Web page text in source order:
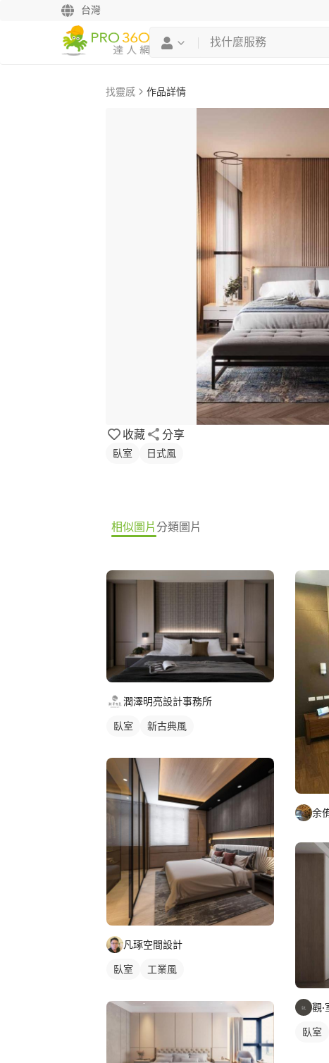
台灣
找靈感 作品詳情
收藏 分享
臥室 日式風
相似圖片分類圖片
潤澤明亮設計事務所
臥室 新古典風
凡琢空間設計
臥室 工業風
余
觀·
臥室